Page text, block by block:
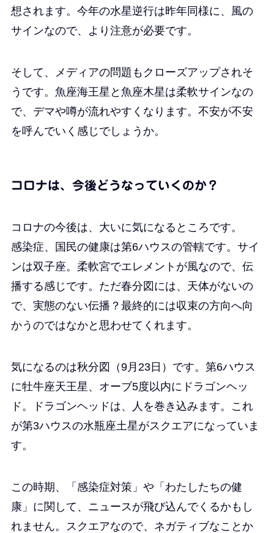
想されます。今年の水星逆行は昨年同様に、風の
サインなので、より注意が必要です。
そして、メディアの問題もクローズアップされそ
うです。魚座海王星と魚座木星は柔軟サインなの
で、デマや噂が流れやすくなります。不安が不安
を呼んでいく感じでしょうか。
コロナは、今後どうなっていくのか？
コロナの今後は、大いに気になるところです。
感染症、国民の健康は第6ハウスの管轄です。サイ
ンは双子座。柔軟宮でエレメントが風なので、伝
播する感じです。ただ春分図には、天体がないの
で、実態のない伝播？最終的には収束の方向へ向
かうのではなかと思わせてくれます。
気になるのは秋分図（9月23日）です。第6ハウス
に牡牛座天王星、オーブ5度以内にドラゴンヘッ
ド。ドラゴンヘッドは、人を巻き込みます。これ
が第3ハウスの水瓶座土星がスクエアになっていま
す。
この時期、「感染症対策」や「わたしたちの健
康」に関して、ニュースが飛び込んでくるかもし
れません。スクエアなので、ネガティブなことか